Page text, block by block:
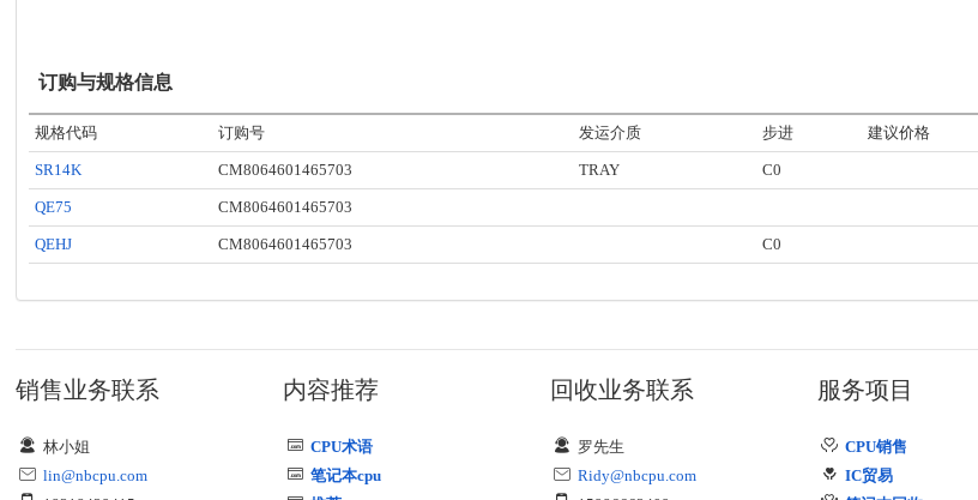
订购与规格信息
规格代码 订购号 发运介质 步进 建议价格
SR14K CM8064601465703 TRAY C0
QE75 CM8064601465703
QEHJ CM8064601465703 C0
销售业务联系
林小姐
lin@nbcpu.com
内容推荐
CPU术语
笔记本cpu
回收业务联系
罗先生
Ridy@nbcpu.com
服务项目
CPU销售
IC贸易